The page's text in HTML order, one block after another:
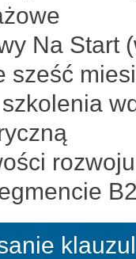
Na Start
sześć